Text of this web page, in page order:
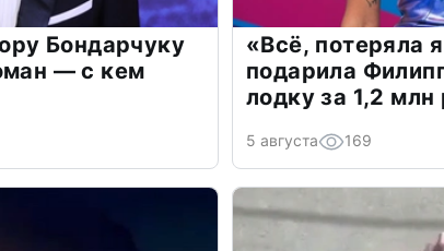
Бондарчуку
— с кем
«Всё, потеряла
подарила
лодку за 1,2 млн
5 августа 169